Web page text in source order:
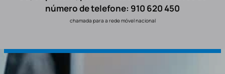
número de telefone: 910 620 450
chamada para a rede móvel nacional